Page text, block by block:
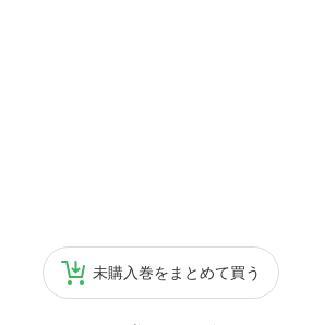
未購入巻をまとめて買う